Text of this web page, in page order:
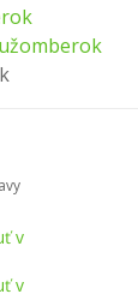
v
v